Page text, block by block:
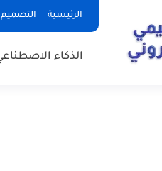
الرئيسية التصميم
الذكاء